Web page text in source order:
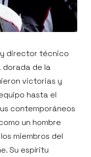
director técnico
dorada de la
victorias y
hasta el
contemporáneos
un hombre
miembros del
Su espíritu